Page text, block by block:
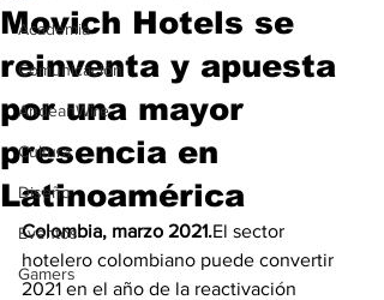
Academia
Comunicación
AndeanWire
Cultura
Diseño
Eventos
Gamers
Movich Hotels se
reinventa y apuesta
por una mayor
presencia en
Latinoamérica
Colombia, marzo 2021.El sector
hotelero colombiano puede convertir
2021 en el año de la reactivación